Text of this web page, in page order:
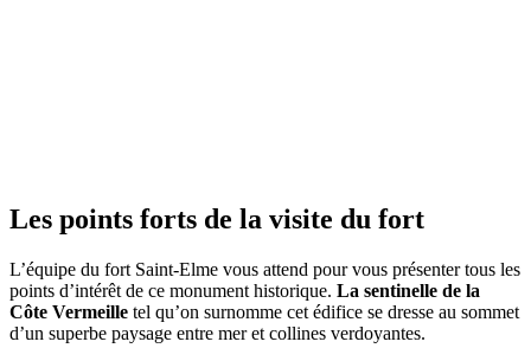
Les points forts de la visite du fort
L’équipe du fort Saint-Elme vous attend pour vous présenter tous les
points d’intérêt de ce monument historique. La sentinelle de la
Côte Vermeille tel qu’on surnomme cet édifice se dresse au sommet
d’un superbe paysage entre mer et collines verdoyantes.